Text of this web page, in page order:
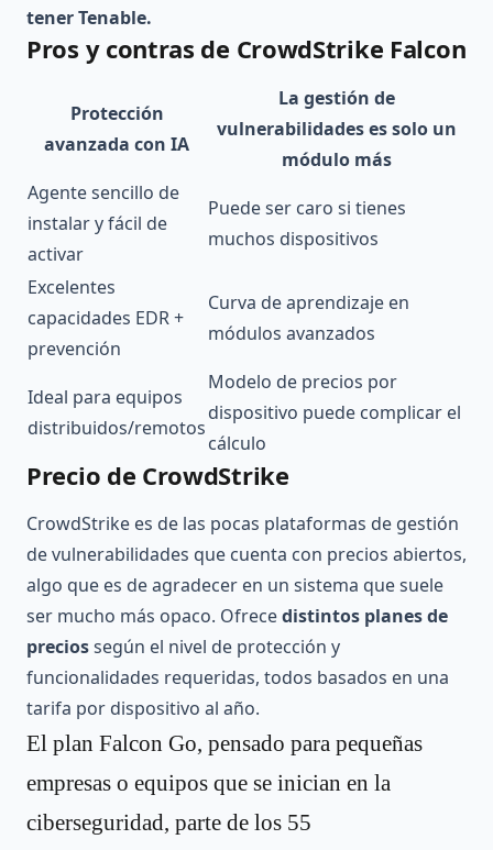
tener Tenable.
Pros y contras de CrowdStrike Falcon
Protección
avanzada con IA
La gestión de
vulnerabilidades es solo un
módulo más
Agente sencillo de
instalar y fácil de
activar
Puede ser caro si tienes
muchos dispositivos
Excelentes
capacidades EDR +
prevención
Curva de aprendizaje en
módulos avanzados
Ideal para equipos
distribuidos/remotos
Modelo de precios por
dispositivo puede complicar el
cálculo
Precio de CrowdStrike
CrowdStrike es de las pocas plataformas de gestión
de vulnerabilidades que cuenta con precios abiertos,
algo que es de agradecer en un sistema que suele
ser mucho más opaco. Ofrecedistintos planes de
preciossegún el nivel de protección y
funcionalidades requeridas, todos basados en una
tarifa por dispositivo al año.
El plan Falcon Go, pensado para pequeñas
empresas o equipos que se inician en la
ciberseguridad, parte de los 55